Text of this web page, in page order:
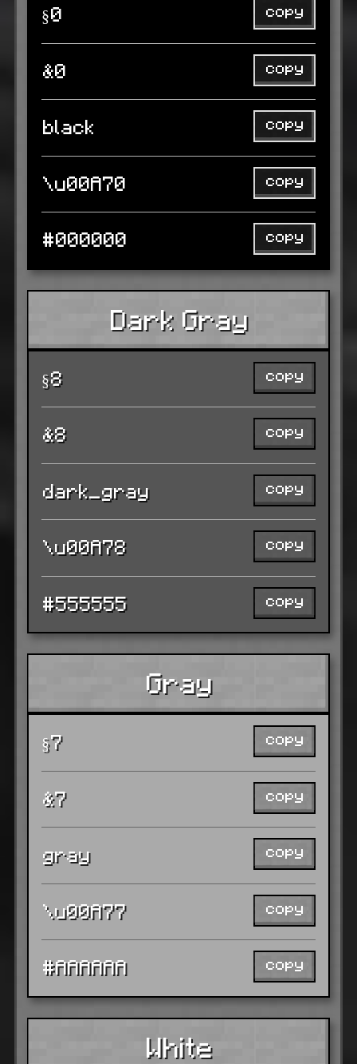
§0 copy
&0 copy
black copy
\u00A70 copy
#000000 copy
Dark Gray
§8 copy
&8 copy
dark_gray copy
\u00A78 copy
#555555 copy
Gray
§7 copy
&7 copy
gray copy
\u00A77 copy
#AAAAAA copy
White